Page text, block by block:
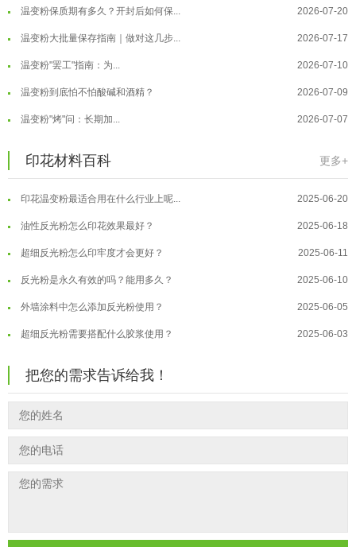
温变粉保质期有多久？开封后如何保... 2026-07-20
温变粉大批量保存指南｜做对这几步... 2026-07-17
温变粉"罢工"指南：为... 2026-07-10
温变粉到底怕不怕酸碱和酒精？ 2026-07-09
温变粉"烤"问：长期加... 2026-07-07
夜间安全卫士：丝印反光粉搭配全攻... 2026-01-20
温变粉可以做防伪标签、温变防伪吗... 2026-08-05
温变粉适合做热变还是冷变？ 2026-08-04
温变粉注塑后表面翻车？粗糙、颗粒... 2026-07-28
温变粉保质期有多久？开封后如何保... 2026-07-20
温变粉大批量保存指南｜做对这几步... 2026-07-17
温变粉"罢工"指南：为... 2026-07-10
温变粉"烤"问：长期加...
温变粉耐温真相：注塑"高温炼...
夜间安全卫士：丝印反光粉搭配全攻... 2026-01-20
印花材料百科 更多+
反光粉太久不用结块要怎么处理？ 2025-07-11
印花温变粉最适合用在什么行业上呢... 2025-06-20
油性反光粉怎么印花效果最好？ 2025-06-18
超细反光粉怎么印牢度才会更好？ 2025-06-11
反光粉是永久有效的吗？能用多久？ 2025-06-10
外墙涂料中怎么添加反光粉使用？ 2025-06-05
超细反光粉需要搭配什么胶浆使用？ 2025-06-03
反光粉可以混合其他颜料一起使用吗...
温变粉丝印到底用多少目网版？这篇...
反光粉太久不用结块要怎么处理？ 2025-07-11
印花温变粉最适合用在什么行业上呢... 2025-06-20
油性反光粉怎么印花效果最好？
把您的需求告诉给我！